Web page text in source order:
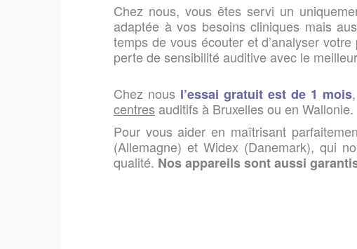
Chez nous, vous êtes servi un
adaptée à vos besoins cliniques mais
temps de vous écouter et d’analyser
perte de sensibilité auditive avec le
Chez nous l’essai gratuit est de 1 mois
centres auditifs à Bruxelles ou en Wallonie.
Pour vous aider en maîtrisant
(Allemagne) et Widex (Danemark), qui
qualité. Nos appareils sont aussi